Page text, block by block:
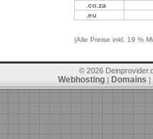
.co.za
.eu
(Alle Preise inkl. 19 %
© 2026
Webhosting | Domains |